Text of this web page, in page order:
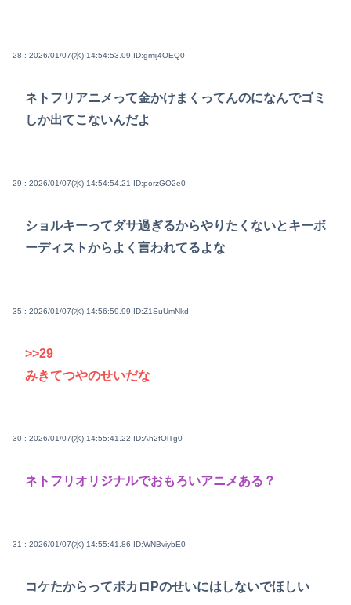
28 : 2026/01/07(水) 14:54:53.09 ID:gmij4OEQ0
ネトフリアニメって金かけまくってんのになんでゴミ
しか出てこないんだよ
29 : 2026/01/07(水) 14:54:54.21 ID:porzGO2e0
ショルキーってダサ過ぎるからやりたくないとキーボ
ーディストからよく言われてるよな
35 : 2026/01/07(水) 14:56:59.99 ID:Z1SuUmNkd
>>29
みきてつやのせいだな
30 : 2026/01/07(水) 14:55:41.22 ID:Ah2fOlTg0
ネトフリオリジナルでおもろいアニメある？
31 : 2026/01/07(水) 14:55:41.86 ID:WNBviybE0
コケたからってボカロPのせいにはしないでほしい